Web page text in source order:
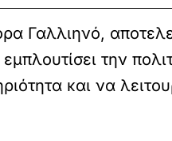
Γαλλιηνό,
την
και να